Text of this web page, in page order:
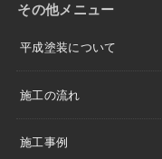
その他メニュー
平成塗装について
施工の流れ
施工事例